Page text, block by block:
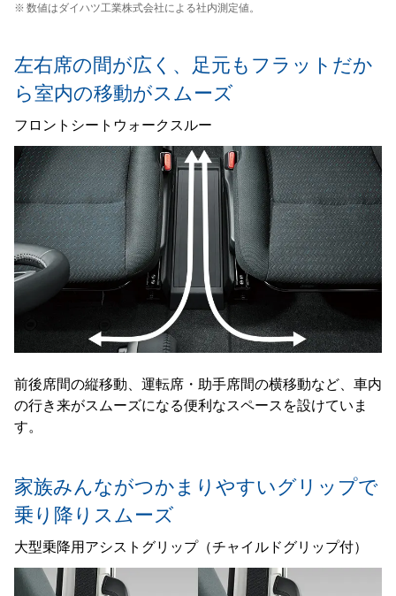
※ 数値はダイハツ工業株式会社による社内測定値。
左右席の間が広く、足元もフラットだか
ら室内の移動がスムーズ
フロントシートウォークスルー
前後席間の縦移動、運転席・助手席間の横移動など、車内
の行き来がスムーズになる便利なスペースを設けていま
す。
家族みんながつかまりやすいグリップで
乗り降りスムーズ
大型乗降用アシストグリップ（チャイルドグリップ付）